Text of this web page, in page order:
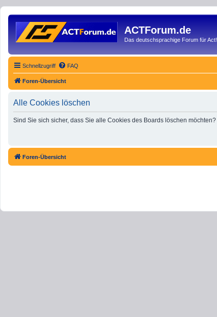
ACTForum.de
Das deutschsprachige Forum für Act!
Schnellzugriff FAQ
Foren-Übersicht
Alle Cookies löschen
Sind Sie sich sicher, dass Sie alle Cookies des Boards löschen möchten?
Foren-Übersicht